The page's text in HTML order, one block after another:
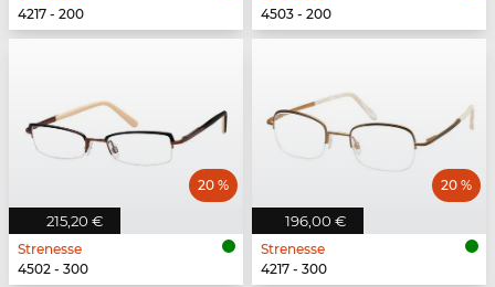
4217 - 200
4503 - 200
215,20 €
20 %
Strenesse
4502 - 300
196,00 €
20 %
Strenesse
4217 - 300